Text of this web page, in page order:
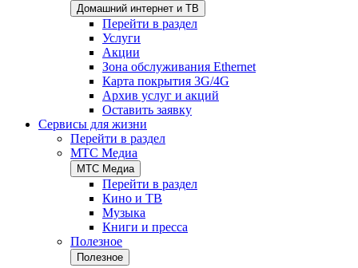
Домашний интернет и ТВ
Перейти в раздел
Услуги
Акции
Зона обслуживания Ethernet
Карта покрытия 3G/4G
Архив услуг и акций
Оставить заявку
Сервисы для жизни
Перейти в раздел
МТС Медиа
МТС Медиа
Перейти в раздел
Кино и ТВ
Музыка
Книги и пресса
Полезное
Полезное